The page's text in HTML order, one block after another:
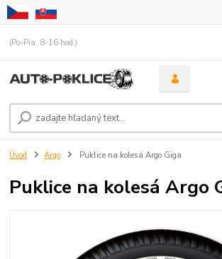
(Po-Pia, 8-16 hod.)
Úvod Argo Puklice na kolesá Argo Giga
Puklice na kolesá Argo